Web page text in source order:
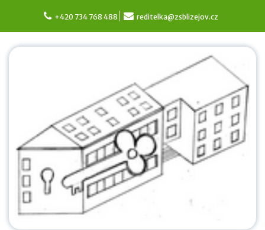
content
+420 734 768 488 reditelka@zsblizejov.cz